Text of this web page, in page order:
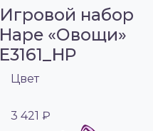
Игровой набор
Hape «Овощи»
E3161_HP
Цвет
3 421 ₽